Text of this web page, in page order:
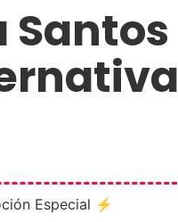
Santos
Especial ⚡